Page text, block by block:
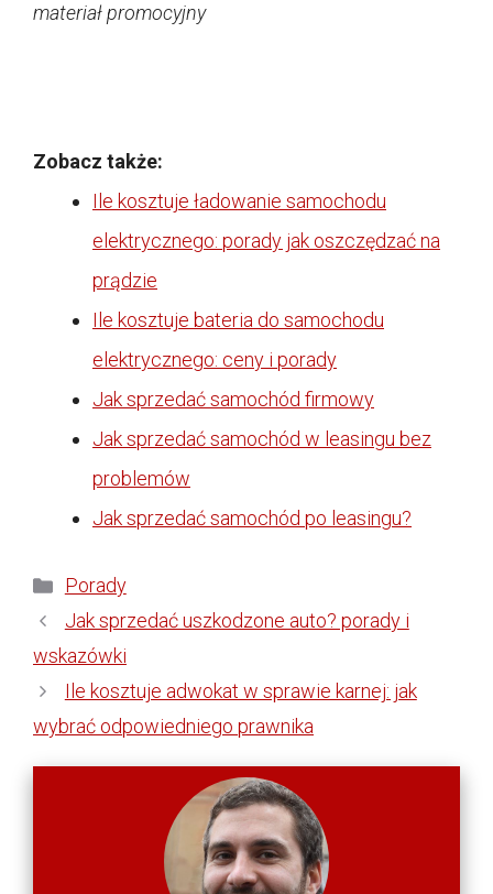
materiał promocyjny
Zobacz także:
Ile kosztuje ładowanie samochodu
elektrycznego: porady jak oszczędzać na
prądzie
Ile kosztuje bateria do samochodu
elektrycznego: ceny i porady
Jak sprzedać samochód firmowy
Jak sprzedać samochód w leasingu bez
problemów
Jak sprzedać samochód po leasingu?
Kategorie
Porady
Jak sprzedać uszkodzone auto? porady i
wskazówki
Ile kosztuje adwokat w sprawie karnej: jak
wybrać odpowiedniego prawnika